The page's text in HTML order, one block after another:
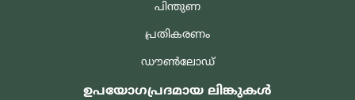
പിന്തുണ
പ്രതികരണം
ഡൗൺലോഡ്
ഉപയോഗപ്രദമായ ലിങ്കുകൾ